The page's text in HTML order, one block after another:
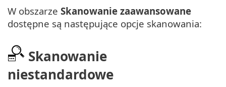
W obszarze Skanowanie zaawansowane
dostępne są następujące opcje skanowania:
Skanowanie
niestandardowe